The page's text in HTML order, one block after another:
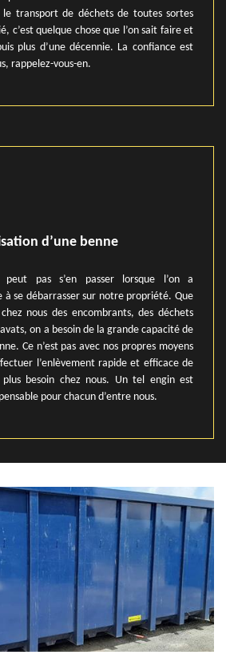
transport de déchets de toutes sortes
c’est quelque chose que l’on sait faire et
plus d’une décennie. La confiance est
rappelez-vous-en.
d’une benne
pas s’en passer lorsque l’on a
à se débarrasser sur notre propriété. Que
nous des encombrants, des déchets
on a besoin de la grande capacité de
Ce n’est pas avec nos propres moyens
l’enlèvement rapide et efficace de
besoin chez nous. Un tel engin est
pour chacun d’entre nous.